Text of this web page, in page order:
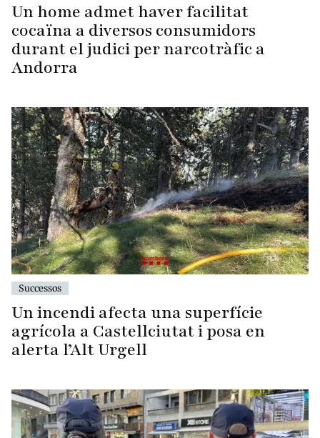
Un home admet haver facilitat
cocaïna a diversos consumidors
durant el judici per narcotràfic a
Andorra
Successos
Un incendi afecta una superfície
agrícola a Castellciutat i posa en
alerta l’Alt Urgell